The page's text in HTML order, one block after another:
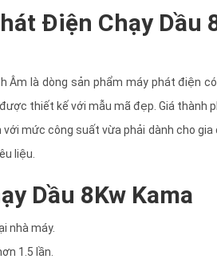
Điện Chạy Dầu
Âm là dòng sản phẩm máy phát
thiết kế với mẫu mã đẹp. Giá thành
mức công suất vừa phải dành cho
liệu.
Dầu 8Kw Kama
nhà máy.
1.5 lần.